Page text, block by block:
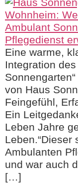
Eine warme,
Integration
von Haus
Feingefühl,
Ein
Leben Jahre
Leben.“Dieser
Ambulanten
und war auch
[…]